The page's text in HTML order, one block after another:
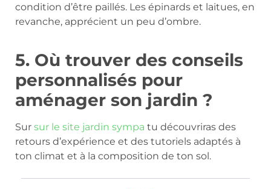
condition d’être paillés. Les épinards et laitues, en
revanche, apprécient un peu d’ombre.
5. Où trouver des conseils
personnalisés pour
aménager son jardin ?
Sur sur le site jardin sympa tu découvriras des
retours d’expérience et des tutoriels adaptés à
ton climat et à la composition de ton sol.